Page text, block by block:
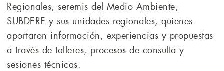
Regionales, seremis del Medio Ambiente,
SUBDERE y sus unidades regionales, quienes
aportaron información, experiencias y propuestas
a través de talleres, procesos de consulta y
sesiones técnicas.